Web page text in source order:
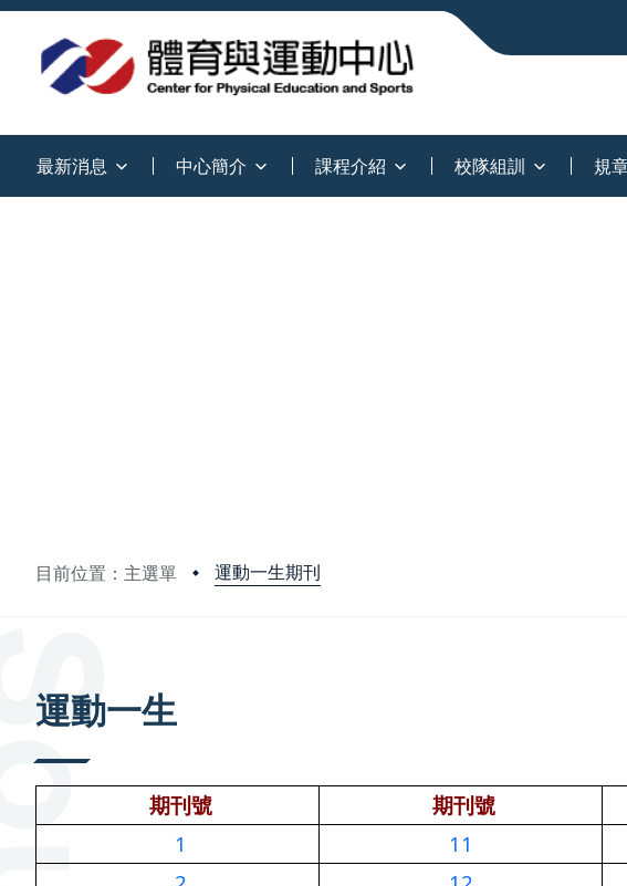
最新消息 中心簡介 課程介紹 校隊組訓 規
目前位置：主選單 運動一生期刊
運動一生
期刊號 期刊號
1
11